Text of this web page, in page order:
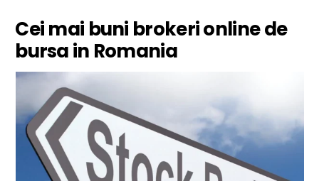
Cei mai buni brokeri online de
bursa in Romania